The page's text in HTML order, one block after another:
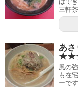
はで
三軒
あ
風の
も在
ーで